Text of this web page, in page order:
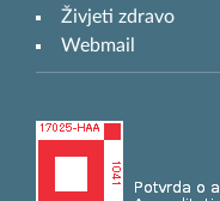
Živjeti zdravo
Webmail